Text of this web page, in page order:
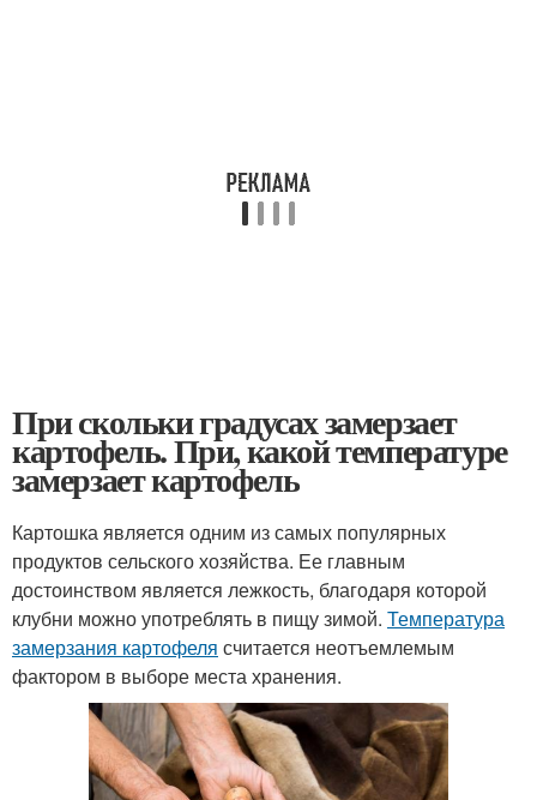
При скольки градусах замерзает
картофель. При, какой температуре
замерзает картофель
Картошка является одним из самых популярных
продуктов сельского хозяйства. Ее главным
достоинством является лежкость, благодаря которой
клубни можно употреблять в пищу зимой. Температура
замерзания картофеля считается неотъемлемым
фактором в выборе места хранения.